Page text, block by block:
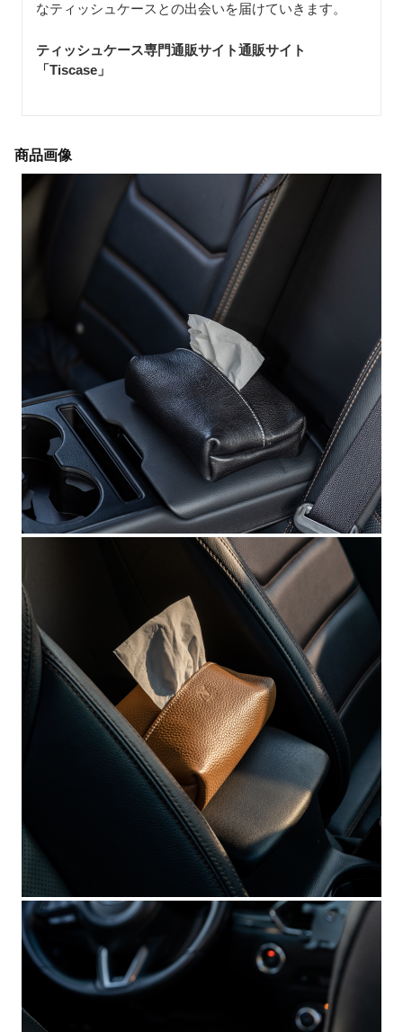
なティッシュケースとの出会いを届けていきます。
ティッシュケース専門通販サイト通販サイト
「Tiscase 」
商品画像